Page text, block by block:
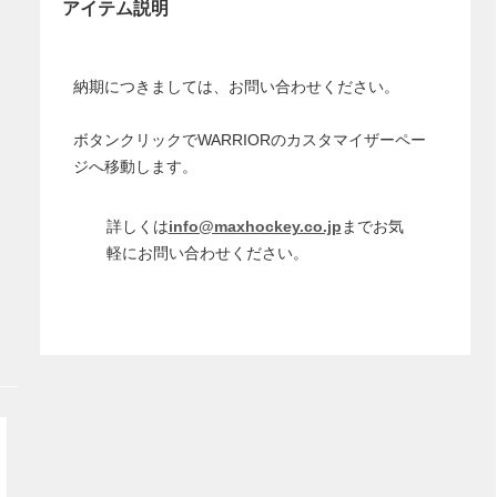
アイテム説明
納期につきましては、お問い合わせください。
ボタンクリックでWARRIORのカスタマイザーペー
ジへ移動します。
詳しくはinfo@maxhockey.co.jp までお気
軽にお問い合わせください。